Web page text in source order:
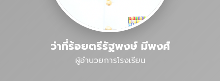
ว่าที่ร้อยตรีรัฐพงษ์ มีพงศ์
ผู้อำนวยการโรงเรียน